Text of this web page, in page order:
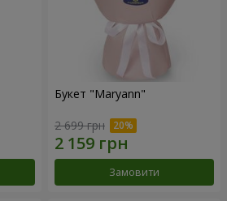
Букет "Maryann"
2 699 грн
Замовити